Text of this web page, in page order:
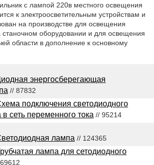
с лампой 220в местного освещения
к электроосветительным устройствам и
на производстве для освещения
станочном оборудовании и для освещения
области в дополнение к основному
энергосберегающая
// 87832
подключения светодиодного
сеть переменного тока // 95214
лампа // 124365
лампа для сетодиодного